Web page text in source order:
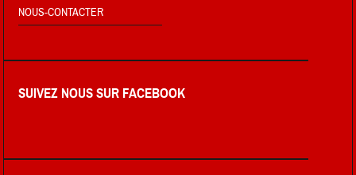
NOUS-CONTACTER
SUIVEZ NOUS SUR FACEBOOK